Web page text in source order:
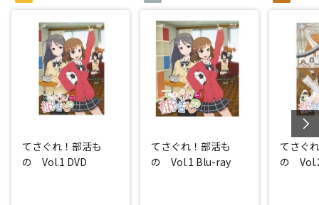
てさぐれ！部活も
の Vol.1 DVD
てさぐれ！部活も
の Vol.1 Blu-ray
てさぐ
の